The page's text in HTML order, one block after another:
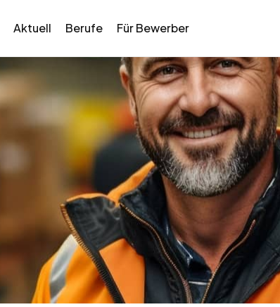
Aktuell Berufe Für Bewerber